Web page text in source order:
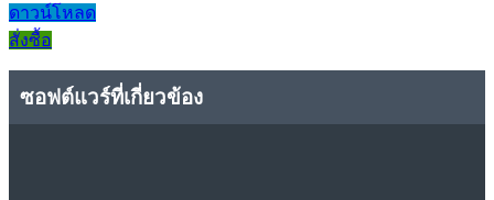
ดาวน์โหลด
สั่งซื้อ
ซอฟต์แวร์ที่เกี่ยวข้อง